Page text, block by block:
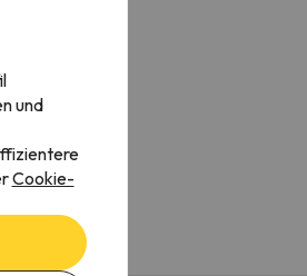
und
Cookie-